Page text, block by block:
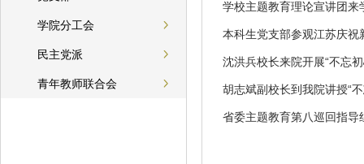
学院分工会
民主党派
青年教师联合会
学校主题教育理论宣讲团来
本科生党支部参观江苏庆
沈洪兵校长来院开展“不忘
胡志斌副校长到我院讲授“
省委主题教育第八巡回指导